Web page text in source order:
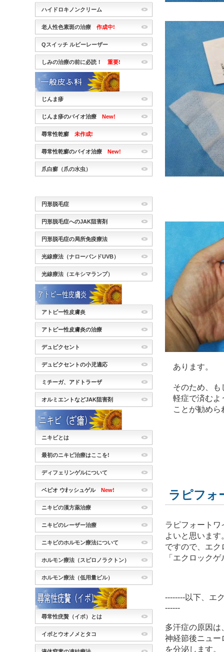
あります。
そのため、も
軽症で済むよ
ことが勧めら
ラピフォ
ラピフォートワ
よいと思います
ですので、エ
「エクロック
--------以下、エ
------
多汗症の原因は
神経節後ニュー
を分泌します。
ハイドロキノンクリーム
老人性色素斑の治療 作成中!
Qスイッチ ルビーレーザー
しみの治療の前に必読！ 重要!
じんま疹
じんま疹のバイオ治療 New!
尋常性乾癬 未作成!
尋常性乾癬のバイオ治療 New!
爪白癬（爪の水虫）
円形脱毛症
円形脱毛症へのJAK阻害剤
円形脱毛症の局所免疫療法
光線療法（ナローバンドUVB）
光線療法（エキシマランプ）
アトピー性皮膚炎
アトピー性皮膚炎の治療
デュピクセント
デュピクセントの小児適応
ミチーガ、アドトラーザ
オルミエントなどJAK阻害剤
ニキビとは
最初のニキビ治療はここを!
ディフェリンゲルについて
ベピオ ウｵッシュゲルNew!
ニキビの漢方薬治療
ニキビのレーザー治療
ニキビのホルモン療法について
ホルモン療法（スピロノラクトン）
ホルモン療法（低用量ピル）
尋常性疣贅（イボ）とは
イボとウオノメとタコ